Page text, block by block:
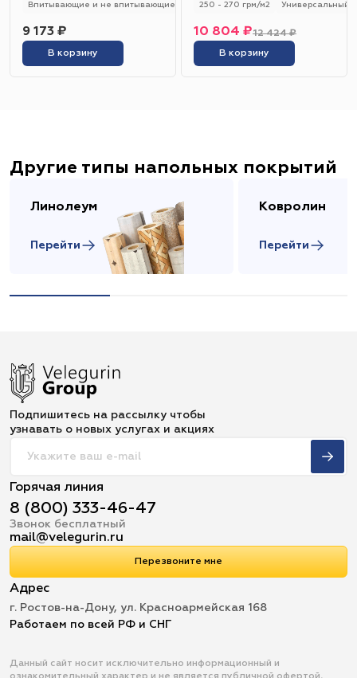
Впитывающие и не впитывающие 250 - 280 гр/м2 Универсальный
9 173 ₽
В корзину
250 - 270 грм/м2 Универсальный
12 424 ₽
10 804 ₽
В корзину
Другие типы напольных покрытий
Линолеум
Перейти
Ковролин
Перейти
Подпишитесь на рассылку чтобы
узнавать о новых услугах и акциях
Горячая линия
8 (800) 333-46-47
Звонок бесплатный
mail@velegurin.ru
Перезвоните мне
Адрес
г. Ростов-на-Дону, ул. Красноармейская 168
Работаем по всей РФ и СНГ
Данный сайт носит исключительно информационный и